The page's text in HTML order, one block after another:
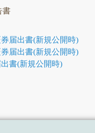
書
届出書(新規公開時)
届出書(新規公開時)
書(新規公開時)